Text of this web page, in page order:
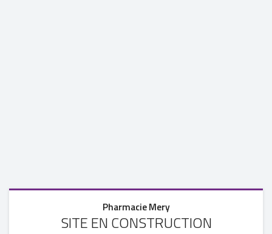
Pharmacie Mery
SITE EN CONSTRUCTION